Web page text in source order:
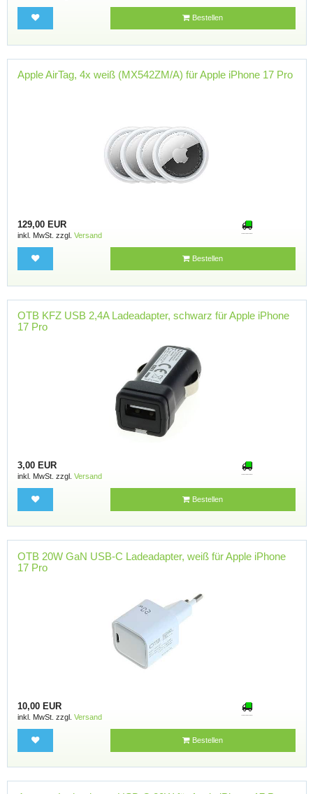
Bestellen
Apple AirTag, 4x weiß (MX542ZM/A) für Apple iPhone 17 Pro
129,00 EUR
inkl. MwSt. zzgl. Versand
Bestellen
OTB KFZ USB 2,4A Ladeadapter, schwarz für Apple iPhone
17 Pro
3,00 EUR
inkl. MwSt. zzgl. Versand
Bestellen
OTB 20W GaN USB-C Ladeadapter, weiß für Apple iPhone
17 Pro
10,00 EUR
inkl. MwSt. zzgl. Versand
Bestellen